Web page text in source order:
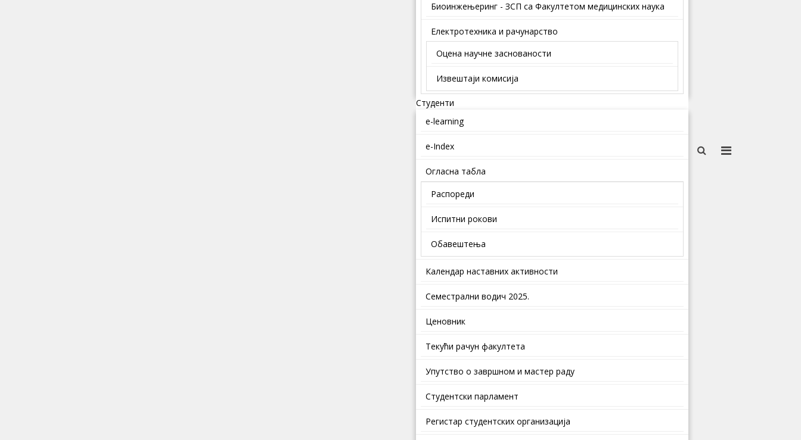
Биоинжењеринг - ЗСП са Факултетом медицинских наука
Електротехника и рачунарство
Оцена научне заснованости
Извештаји комисија
Студенти
e-learning
e-Index
Огласна табла
Распореди
Испитни рокови
Обавештења
Календар наставних активности
Семестрални водич 2025.
Ценовник
Текући рачун факултета
Упутство о завршном и мастер раду
Студентски парламент
Регистар студентских организација